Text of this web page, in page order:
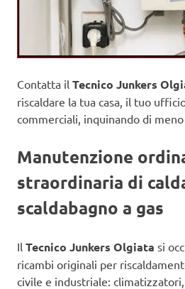
Contatta il Tecnico Junkers
riscaldare la tua casa, il tuo
commerciali, inquinando di
Manutenzione
straordinaria di
scaldabagno a gas
Il Tecnico Junkers Olgiata si
ricambi originali per
civile e industriale: